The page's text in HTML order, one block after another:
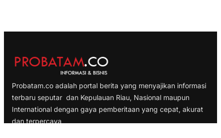
Probatam.co adalah portal berita yang menyajikan informasi
terbaru seputar dan Kepulauan Riau, Nasional maupun
International dengan gaya pemberitaan yang cepat, akurat
dan terpercaya